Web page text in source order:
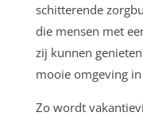
schitterende
die mensen met
zij kunnen
mooie omgeving
Zo wordt